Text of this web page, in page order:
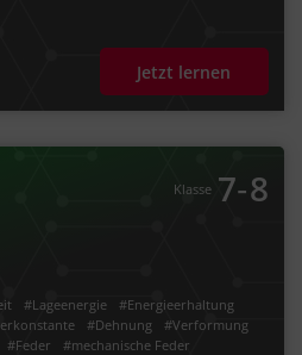
Jetzt lernen
Klasse 7‐8
#Lageenergie
#Energieerhaltung
#Dehnung
#Verformung
#Feder
#mechanische Feder